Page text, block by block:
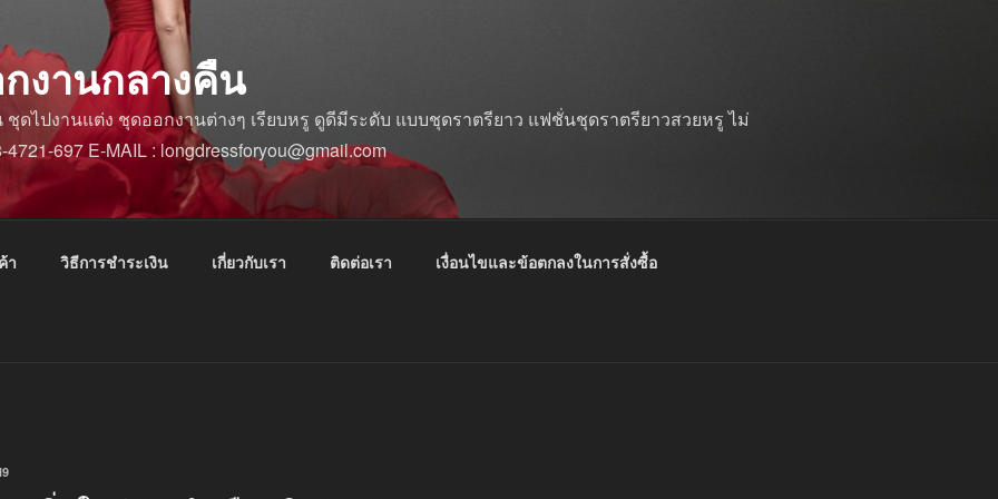
งานกลางคืน
ดไปงานแต่ง ชุดออกงานต่างๆ เรียบหรู ดูดีมีระดับ แบบชุดราตรียาว แฟชั่นชุดราตรียาวสวยหรู ไม่
697 E-MAIL : longdressforyou@gmail.com
า วิธีการชำระเงิน เกี่ยวกับเรา ติดต่อเรา เงื่อนไขและข้อตกลงในการสั่งซื้อ